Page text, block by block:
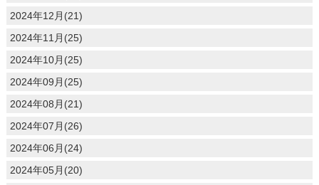
2024年12月(21)
2024年11月(25)
2024年10月(25)
2024年09月(25)
2024年08月(21)
2024年07月(26)
2024年06月(24)
2024年05月(20)